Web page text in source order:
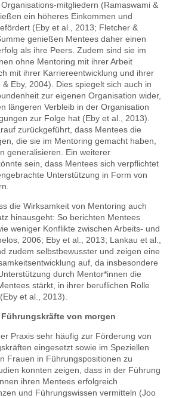
mitgliedern (Ramaswami &
ein höheres Einkommen und
(Eby et al., 2013; Fletcher &
genießen Mentees daher einen
als ihre Peers. Zudem sind sie im
ohne Mentoring mit ihrer Arbeit
mit ihrer Karriereentwicklung und ihrer
Eby, 2004). Dies spiegelt sich auch in
zur eigenen Organisation wider,
längeren Verbleib in der Organisation
zur Folge hat (Eby et al., 2013).
zurückgeführt, dass Mentees die
die sie im Mentoring gemacht haben,
generalisieren. Ein weiterer
sein, dass Mentees sich verpflichtet
Unterstützung in Form von
die Wirksamkeit von Mentoring auch
hinausgeht: So berichten Mentees
weniger Konflikte zwischen Arbeits- und
2006; Eby et al., 2013; Lankau et al.,
zudem selbstbewusster und zeigen eine
auf, da insbesondere
durch Mentor*innen die
stärkt, in ihrer beruflichen Rolle
et al., 2013).
von morgen
Praxis sehr häufig zur Förderung von
eingesetzt sowie im Speziellen
Frauen in Führungspositionen zu
konnten zeigen, dass in der Führung
ihren Mentees erfolgreich
und Führungswissen vermitteln (Joo